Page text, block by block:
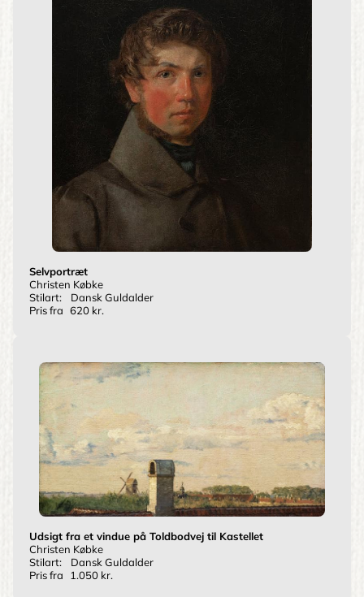
Selvportræt
Christen Købke
Stilart:
Dansk Guldalder
Pris fra 620 kr.
Udsigt fra et vindue på Toldbodvej til Kastellet
Christen Købke
Stilart:
Dansk Guldalder
Pris fra
1.050 kr.